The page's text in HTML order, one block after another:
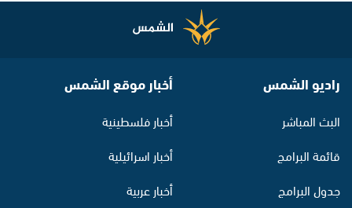
راديو الشمس
البث المباشر
قائمة البرامج
جدول البرامج
أخبار موقع الشمس
أخبار فلسطينية
أخبار اسرائيلية
أخبار عربية